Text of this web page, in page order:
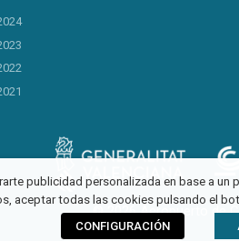
© 2026 Aeropuerto de
publicidad personalizada en base a
aceptar todas las cookies pulsando el
CONFIGURACIÓN